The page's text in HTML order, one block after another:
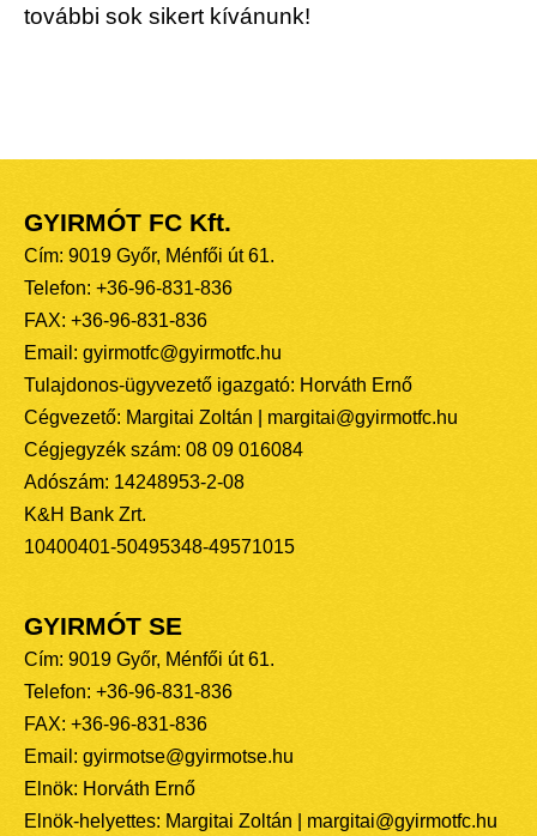
további sok sikert kívánunk!
GYIRMÓT FC Kft.
Cím: 9019 Győr, Ménfői út 61.
Telefon: +36-96-831-836
FAX: +36-96-831-836
Email: gyirmotfc@gyirmotfc.hu
Tulajdonos-ügyvezető igazgató: Horváth Ernő
Cégvezető: Margitai Zoltán | margitai@gyirmotfc.hu
Cégjegyzék szám: 08 09 016084
Adószám: 14248953-2-08
K&H Bank Zrt.
10400401-50495348-49571015
GYIRMÓT SE
Cím: 9019 Győr, Ménfői út 61.
Telefon: +36-96-831-836
FAX: +36-96-831-836
Email: gyirmotse@gyirmotse.hu
Elnök: Horváth Ernő
Elnök-helyettes: Margitai Zoltán | margitai@gyirmotfc.hu